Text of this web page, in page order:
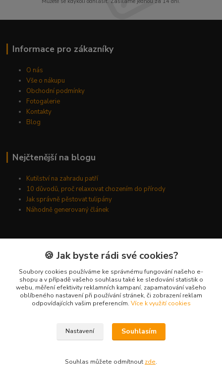
Informace pro zákazníky
O nás
Vše o nákupu
Obchodní podmínky
Fotogalerie
Kontakty
Blog
Nejčtenější na blogu
Kutilství na zahradu patří
10 důvodů, proč relaxovat chozením do přírody
Jak správně pěstovat tulipány
Náhodně generovaný článek
Plzeň, 312 00
+420 603 332 100
🍪 Jak byste rádi své cookies?
Soubory cookies používáme ke správnému fungování našeho e-
shopu a v případě vašeho souhlasu také ke sledování statistik o
webu, měření efektivity reklamních kampaní, zapamatování vašeho
oblíbeného nastavení při používání stránek, či zobrazení reklam
odpovídajících vašim preferencím. Více k využití cookies
Nastavení Souhlasím
Souhlas můžete odmítnout zde.